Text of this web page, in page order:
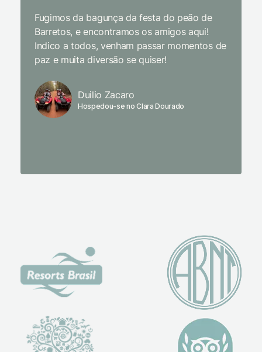
Fugimos da bagunça da festa do peão de
Barretos, e encontramos os amigos aqui!
Indico a todos, venham passar momentos de
paz e muita diversão se quiser!
Duilio Zacaro
Hospedou-se no Clara Dourado